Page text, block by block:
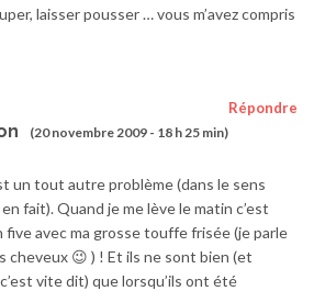
laisser pousser … vous m’avez compris
(20 novembre 2009 - 18 h 25 min)
Répondre
un tout autre problème (dans le sens
fait). Quand je me lève le matin c’est
five avec ma grosse touffe frisée (je parle
cheveux 😉 ) ! Et ils ne sont bien (et
vite dit) que lorsqu’ils ont été